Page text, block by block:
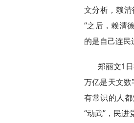
文分析，赖
“之后，赖清
的是自己连民
郑丽文1
万亿是天文数
有常识的人
“动武”，民进